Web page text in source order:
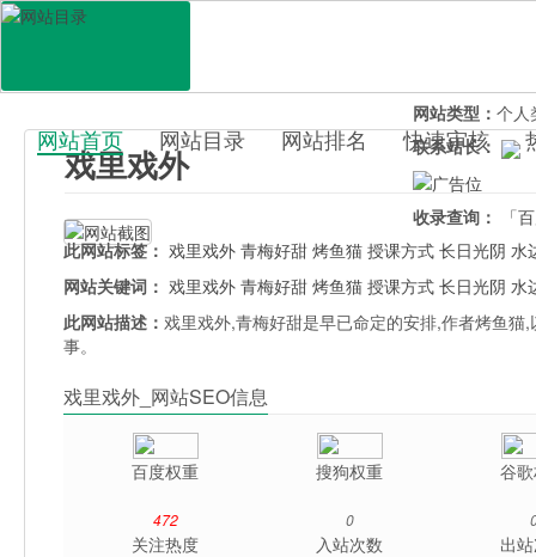
百科目录
网站首页 网站目录 网站排名 快速审核
戏里戏外
网站类型： 个人
联系站长：
收录查询：
「
此网站标签： 戏里戏外 青梅好甜 烤鱼猫 授课方式 长日光阴 水
网站关键词： 戏里戏外 青梅好甜 烤鱼猫 授课方式 长日光阴 水
此网站描述： 戏里戏外,青梅好甜是早已命定的安排,作者烤鱼
事。
戏里戏外_网站SEO信息
百度权重 搜狗权重 谷
472
关注热度
0
入站次数 出